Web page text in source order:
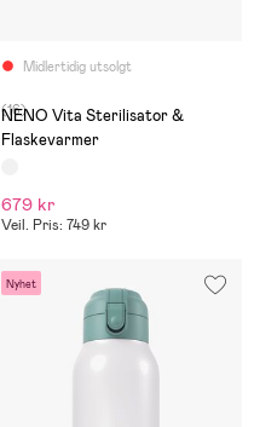
Midlertidig utsolgt
(16)
NENO Vita Sterilisator &
Flaskevarmer
679 kr
Veil. Pris: 749 kr
Nyhet